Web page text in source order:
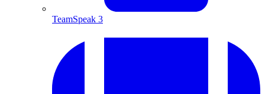
TeamSpeak 3